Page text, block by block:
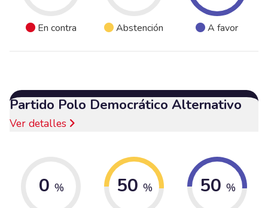
En contra Abstención A favor
Partido Polo Democrático Alternativo
Ver detalles
0 % 50 % 50 %